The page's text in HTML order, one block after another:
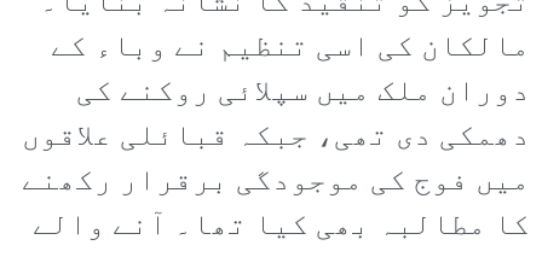
مالکان کی اسی تنظیم نے وباء کے
دوران ملک میں سپلائی روکنے کی
دھمکی دی تھی، جبکہ قبائلی علاقوں
میں فوج کی موجودگی برقرار رکھنے
کا مطالبہ بھی کیا تھا۔ آنے والے